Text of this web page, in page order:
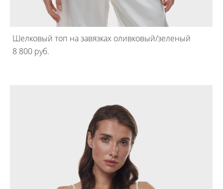
Шелковый топ на завязках оливковый/зеленый
8 800 pуб.